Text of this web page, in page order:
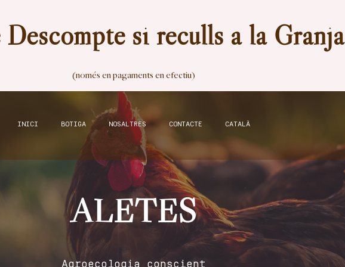
Descompte si reculls a la Granja
(només en pagaments en efectiu)
INICI BOTIGA NOSALTRES CONTACTE CATALÀ
ALETES